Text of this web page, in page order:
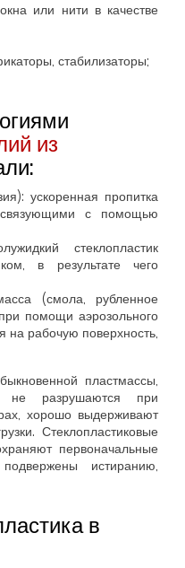
или нити в качестве
стабилизаторы;
из
ускоренная пропитка
связующими с помощью
стеклопластик
в результате чего
(смола, рубленное
помощи аэрозольного
рабочую поверхность,
пластмассы,
не разрушаются при
хорошо выдерживают
Стеклопластиковые
первоначальные
истиранию,
в